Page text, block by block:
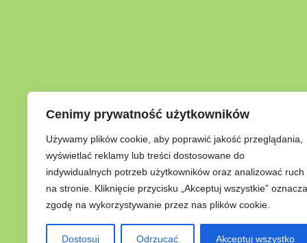
Cenimy prywatność użytkowników
Używamy plików cookie, aby poprawić jakość przeglądania,
wyświetlać reklamy lub treści dostosowane do
indywidualnych potrzeb użytkowników oraz analizować ruch
na stronie. Kliknięcie przycisku „Akceptuj wszystkie” oznacza
zgodę na wykorzystywanie przez nas plików cookie.
Dostosuj Odrzucać Akceptuj wszystko